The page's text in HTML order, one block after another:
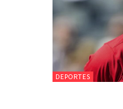
DEPORTES